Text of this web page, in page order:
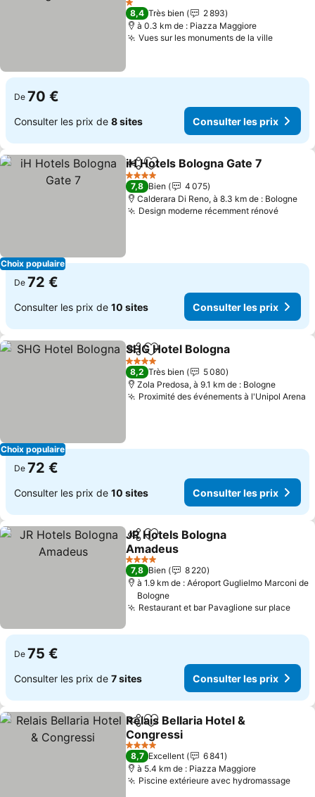
Consulter les prix
1 Étoiles
8,4 Très bien
2 893
à 0.3 km de : Piazza Maggiore
Vues sur les monuments de la ville
De 70 €
Consulter les prix de 8 sites Consulter les prix
Choix populaire
PartagerAjouter à mes favoris
iH Hotels Bologna Gate 7
4 Étoiles
7,8 Bien
4 075
Calderara Di Reno, à 8.3 km de : Bologne
Design moderne récemment rénové
De 72 €
Consulter les prix de 10 sites Consulter les prix
Choix populaire
PartagerAjouter à mes favoris
SHG Hotel Bologna
4 Étoiles
8,2 Très bien
5 080
Zola Predosa, à 9.1 km de : Bologne
Proximité des événements à l'Unipol Arena
De 72 €
Consulter les prix de 10 sites Consulter les prix
PartagerAjouter à mes favoris
JR Hotels Bologna
Amadeus
Consulter les prix
4 Étoiles
7,8 Bien
8 220
à 1.9 km de : Aéroport Guglielmo Marconi de
Bologne
Restaurant et bar Pavaglione sur place
De 75 €
Consulter les prix de 7 sites Consulter les prix
PartagerAjouter à mes favoris
Relais Bellaria Hotel &
Congressi
Consulter les prix
4 Étoiles
8,7 Excellent
6 841
à 5.4 km de : Piazza Maggiore
Piscine extérieure avec hydromassage